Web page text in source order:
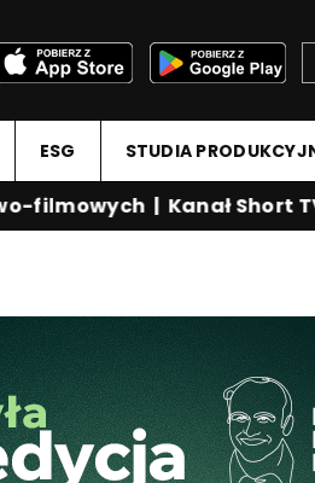
ESG STUDIA
|Kanał Short TV |